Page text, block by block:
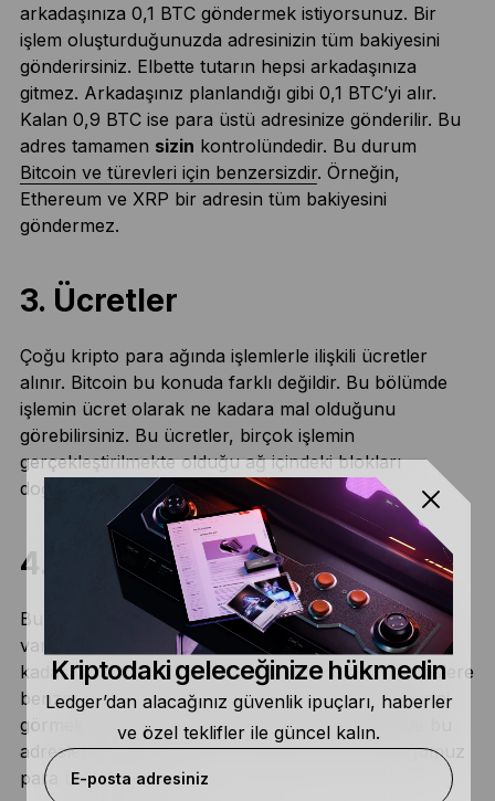
arkadaşınıza 0,1 BTC göndermek istiyorsunuz. Bir
işlem oluşturduğunuzda adresinizin tüm bakiyesini
gönderirsiniz. Elbette tutarın hepsi arkadaşınıza
gitmez. Arkadaşınız planlandığı gibi 0,1 BTC’yi alır.
Kalan 0,9 BTC ise para üstü adresinize gönderilir. Bu
adres tamamen sizin kontrolündedir. Bu durum
Bitcoin ve türevleri için benzersizdir. Örneğin,
Ethereum ve XRP bir adresin tüm bakiyesini
göndermez.
3. Ücretler
Çoğu kripto para ağında işlemlerle ilişkili ücretler
alınır. Bitcoin bu konuda farklı değildir. Bu bölümde
işlemin ücret olarak ne kadara mal olduğunu
görebilirsiniz. Bu ücretler, birçok işlemin
gerçekleştirilmekte olduğu ağ içindeki blokları
doğrulayanlara ödenir.
4. Alıcı adres(ler)
Bu bölümde hangi adreslerin bir işlemin amaçlanan
varış yeri olduğunu görebiliriz. Her bir adrese ne
kadar tutarın ulaştığını görebiliriz. Gönderen adreslere
benzer şekilde, alıcı adreslerin de işlem geçmişlerini
görmek için üzerlerine tıklayabilirsiniz. Genellikle bu
adreslerin alt bölümü, yukarıda açıklamış olduğumuz
para üstü adresidir.
Kriptodaki geleceğinize hükmedin
Ledger’dan alacağınız güvenlik ipuçları, haberler
ve özel teklifler ile güncel kalın.
E-posta adresiniz